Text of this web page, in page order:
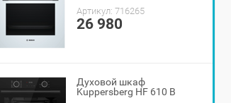
Артикул: 716265
26 980
Духовой шкаф
Kuppersberg HF 610 B